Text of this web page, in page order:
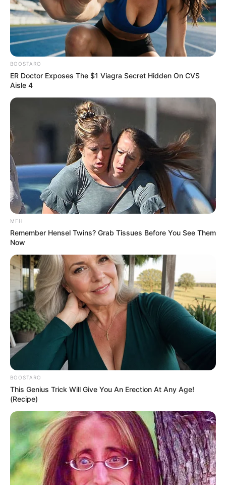
FACEBOOK ΑΡΈΣΕΙ
YOUTUBE ΕΓΓΡΑΦΕΊΤΕ
EMAIL
ΣΠΑΜΕ ΤΟ ΜΑΤΡΙΞ – ΤΟ ΒΙΒΛΙΟ
BOOSTARO
ER Doctor Exposes The $1 Viagra Secret Hidden On CVS
Aisle 4
MFH
Remember Hensel Twins? Grab Tissues Before You See Them
Now
BOOSTARO
This Genius Trick Will Give You An Erection At Any Age!
(Recipe)